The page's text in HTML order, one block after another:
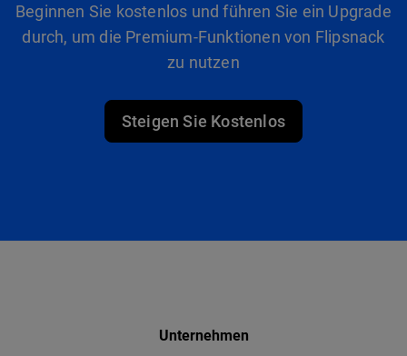
Beginnen Sie kostenlos und führen Sie ein Upgrade
durch, um die Premium-Funktionen von Flipsnack
zu nutzen
Steigen Sie Kostenlos
Unternehmen